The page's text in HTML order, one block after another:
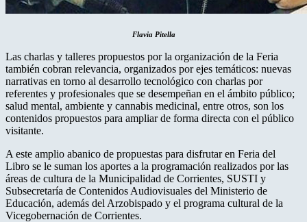
Flavia Pitella
Las charlas y talleres propuestos por la organización de la Feria
también cobran relevancia, organizados por ejes temáticos: nuevas
narrativas en torno al desarrollo tecnológico con charlas por
referentes y profesionales que se desempeñan en el ámbito público;
salud mental, ambiente y cannabis medicinal, entre otros, son los
contenidos propuestos para ampliar de forma directa con el público
visitante.
A este amplio abanico de propuestas para disfrutar en Feria del
Libro se le suman los aportes a la programación realizados por las
áreas de cultura de la Municipalidad de Corrientes, SUSTI y
Subsecretaría de Contenidos Audiovisuales del Ministerio de
Educación, además del Arzobispado y el programa cultural de la
Vicegobernación de Corrientes.